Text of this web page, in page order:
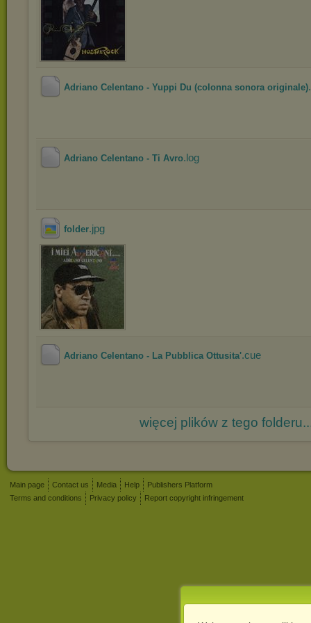
Adriano Celentano - Yuppi Du (colonna sonora originale)
Adriano Celentano - Ti Avro.log
folder.jpg
Adriano Celentano - La Pubblica Ottusita'.cue
więcej plików z tego
Main page Contact us Media Help
Publishers Platform
Terms and conditions
Privacy policy Report copyright infringement